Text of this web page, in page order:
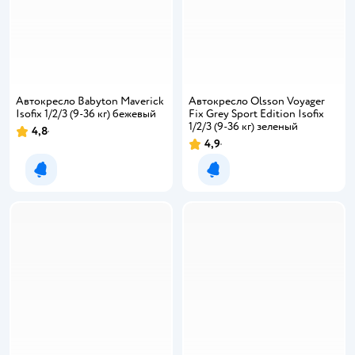
Автокресло Babyton Maverick
Isofix 1/2/3 (9-36 кг) бежевый
4,8
Уведомить о появлении
Автокресло Olsson Voyager
Fix Grey Sport Edition Isofix
1/2/3 (9-36 кг) зеленый
4,9
Уведомить о появлении